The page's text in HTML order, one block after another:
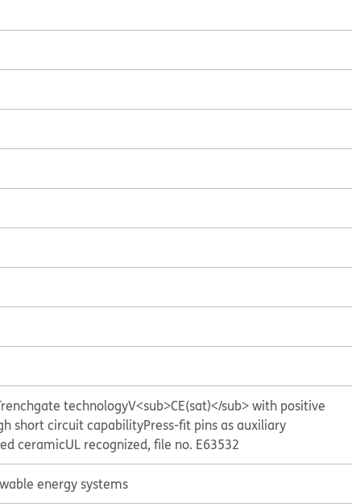
technologyV<sub>CE(sat)</sub> with positive
short circuit capabilityPress-fit pins as auxiliary
ceramicUL recognized, file no. E63532
energy systems